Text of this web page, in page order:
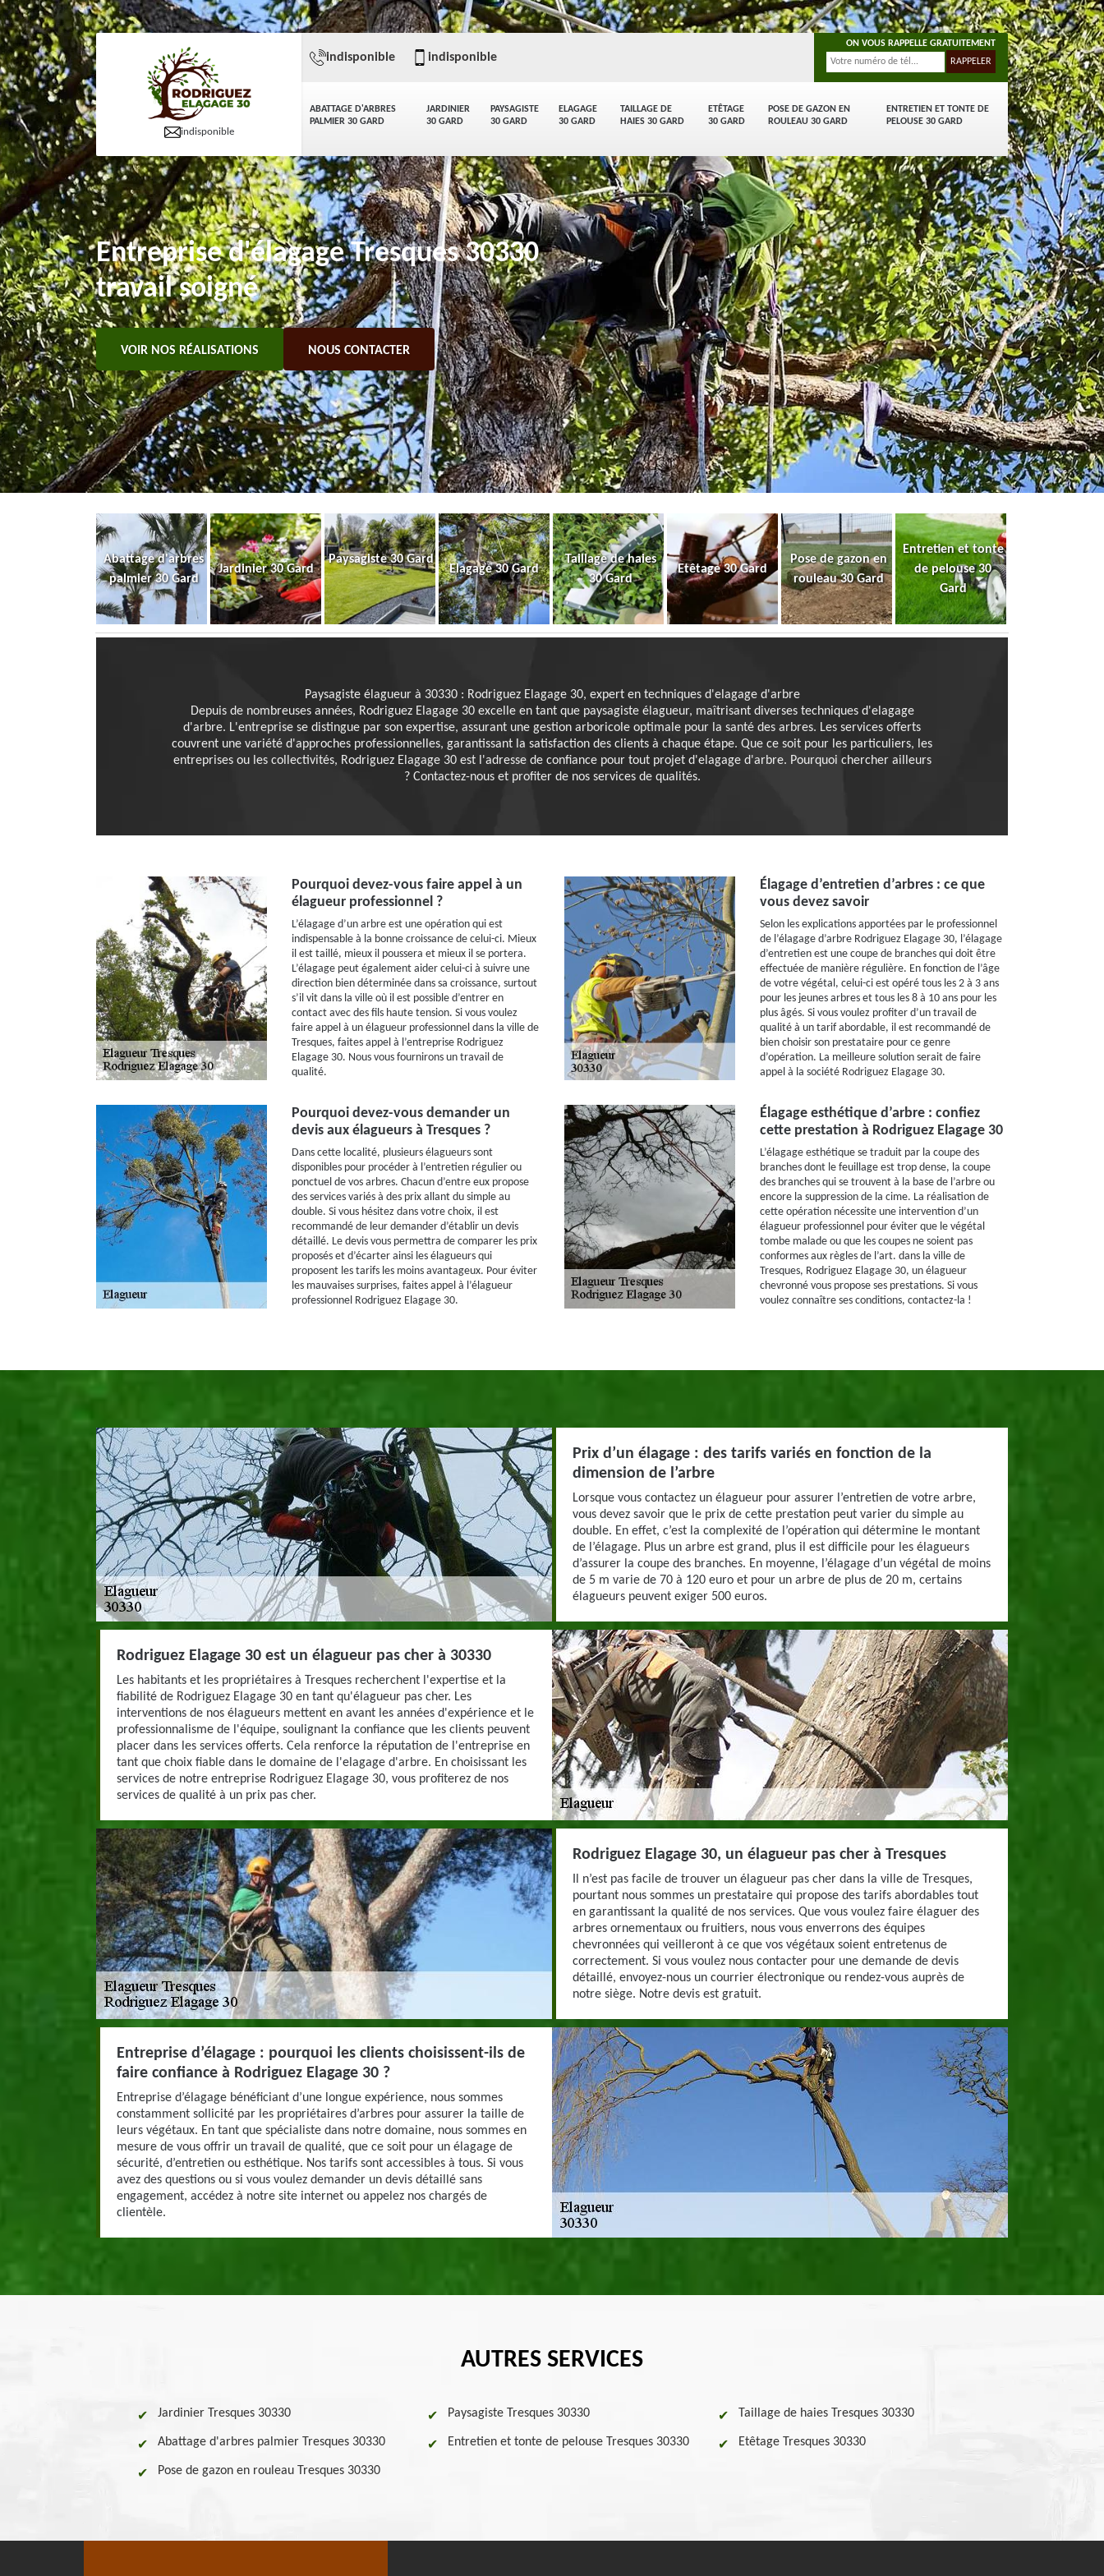
indisponible
ABATTAGE D'ARBRES
PALMIER 30 GARD
JARDINIER
30 GARD
PAYSAGISTE
30 GARD
ELAGAGE
30 GARD
TAILLAGE DE
HAIES 30 GARD
ETÊTAGE
30 GARD
POSE DE GAZON EN
ROULEAU 30 GARD
ENTRETIEN ET TONTE DE
PELOUSE 30 GARD
indisponible indisponible
ON VOUS RAPPELLE GRATUITEMENT
Entreprise d'élagage Tresques 30330
travail soigné
VOIR NOS RÉALISATIONS NOUS CONTACTER
Abattage d'arbres
palmier 30 Gard
Jardinier 30 Gard
Paysagiste 30 Gard
Elagage 30 Gard
Taillage de haies
30 Gard
Etêtage 30 Gard
Pose de gazon en
rouleau 30 Gard
Entretien et tonte
de pelouse 30
Gard
Paysagiste élagueur à 30330 : Rodriguez Elagage 30, expert en techniques d'elagage d'arbre
Depuis de nombreuses années, Rodriguez Elagage 30 excelle en tant que paysagiste élagueur, maîtrisant diverses techniques d'elagage
d'arbre. L'entreprise se distingue par son expertise, assurant une gestion arboricole optimale pour la santé des arbres. Les services offerts
couvrent une variété d'approches professionnelles, garantissant la satisfaction des clients à chaque étape. Que ce soit pour les particuliers, les
entreprises ou les collectivités, Rodriguez Elagage 30 est l'adresse de confiance pour tout projet d'elagage d'arbre. Pourquoi chercher ailleurs
? Contactez-nous et profiter de nos services de qualités.
Pourquoi devez-vous faire appel à un
élagueur professionnel ?
L’élagage d’un arbre est une opération qui est
indispensable à la bonne croissance de celui-ci. Mieux
il est taillé, mieux il poussera et mieux il se portera.
L’élagage peut également aider celui-ci à suivre une
direction bien déterminée dans sa croissance, surtout
s’il vit dans la ville où il est possible d’entrer en
contact avec des fils haute tension. Si vous voulez
faire appel à un élagueur professionnel dans la ville de
Tresques, faites appel à l’entreprise Rodriguez
Elagage 30. Nous vous fournirons un travail de
qualité.
Élagage d’entretien d’arbres : ce que
vous devez savoir
Selon les explications apportées par le professionnel
de l’élagage d’arbre Rodriguez Elagage 30, l’élagage
d’entretien est une coupe de branches qui doit être
effectuée de manière régulière. En fonction de l’âge
de votre végétal, celui-ci est opéré tous les 2 à 3 ans
pour les jeunes arbres et tous les 8 à 10 ans pour les
plus âgés. Si vous voulez profiter d’un travail de
qualité à un tarif abordable, il est recommandé de
bien choisir son prestataire pour ce genre
d’opération. La meilleure solution serait de faire
appel à la société Rodriguez Elagage 30.
Pourquoi devez-vous demander un
devis aux élagueurs à Tresques ?
Dans cette localité, plusieurs élagueurs sont
disponibles pour procéder à l’entretien régulier ou
ponctuel de vos arbres. Chacun d’entre eux propose
des services variés à des prix allant du simple au
double. Si vous hésitez dans votre choix, il est
recommandé de leur demander d’établir un devis
détaillé. Le devis vous permettra de comparer les prix
proposés et d’écarter ainsi les élagueurs qui
proposent les tarifs les moins avantageux. Pour éviter
les mauvaises surprises, faites appel à l’élagueur
professionnel Rodriguez Elagage 30.
Élagage esthétique d’arbre : confiez
cette prestation à Rodriguez Elagage 30
L’élagage esthétique se traduit par la coupe des
branches dont le feuillage est trop dense, la coupe
des branches qui se trouvent à la base de l’arbre ou
encore la suppression de la cime. La réalisation de
cette opération nécessite une intervention d’un
élagueur professionnel pour éviter que le végétal
tombe malade ou que les coupes ne soient pas
conformes aux règles de l’art. dans la ville de
Tresques, Rodriguez Elagage 30, un élagueur
chevronné vous propose ses prestations. Si vous
voulez connaître ses conditions, contactez-la !
Prix d’un élagage : des tarifs variés en fonction de la
dimension de l’arbre
Lorsque vous contactez un élagueur pour assurer l’entretien de votre arbre,
vous devez savoir que le prix de cette prestation peut varier du simple au
double. En effet, c’est la complexité de l’opération qui détermine le montant
de l’élagage. Plus un arbre est grand, plus il est difficile pour les élagueurs
d’assurer la coupe des branches. En moyenne, l’élagage d’un végétal de moins
de 5 m varie de 70 à 120 euro et pour un arbre de plus de 20 m, certains
élagueurs peuvent exiger 500 euros.
Rodriguez Elagage 30 est un élagueur pas cher à 30330
Les habitants et les propriétaires à Tresques recherchent l'expertise et la
fiabilité de Rodriguez Elagage 30 en tant qu'élagueur pas cher. Les
interventions de nos élagueurs mettent en avant les années d'expérience et le
professionnalisme de l'équipe, soulignant la confiance que les clients peuvent
placer dans les services offerts. Cela renforce la réputation de l'entreprise en
tant que choix fiable dans le domaine de l'elagage d'arbre. En choisissant les
services de notre entreprise Rodriguez Elagage 30, vous profiterez de nos
services de qualité à un prix pas cher.
Rodriguez Elagage 30, un élagueur pas cher à Tresques
Il n’est pas facile de trouver un élagueur pas cher dans la ville de Tresques,
pourtant nous sommes un prestataire qui propose des tarifs abordables tout
en garantissant la qualité de nos services. Que vous voulez faire élaguer des
arbres ornementaux ou fruitiers, nous vous enverrons des équipes
chevronnées qui veilleront à ce que vos végétaux soient entretenus de
correctement. Si vous voulez nous contacter pour une demande de devis
détaillé, envoyez-nous un courrier électronique ou rendez-vous auprès de
notre siège. Notre devis est gratuit.
Entreprise d’élagage : pourquoi les clients choisissent-ils de
faire confiance à Rodriguez Elagage 30 ?
Entreprise d’élagage bénéficiant d’une longue expérience, nous sommes
constamment sollicité par les propriétaires d’arbres pour assurer la taille de
leurs végétaux. En tant que spécialiste dans notre domaine, nous sommes en
mesure de vous offrir un travail de qualité, que ce soit pour un élagage de
sécurité, d’entretien ou esthétique. Nos tarifs sont accessibles à tous. Si vous
avez des questions ou si vous voulez demander un devis détaillé sans
engagement, accédez à notre site internet ou appelez nos chargés de
clientèle.
AUTRES SERVICES
Jardinier Tresques 30330 Paysagiste Tresques 30330 Taillage de haies Tresques 30330
Abattage d'arbres palmier Tresques 30330 Entretien et tonte de pelouse Tresques 30330 Etêtage Tresques 30330
Pose de gazon en rouleau Tresques 30330